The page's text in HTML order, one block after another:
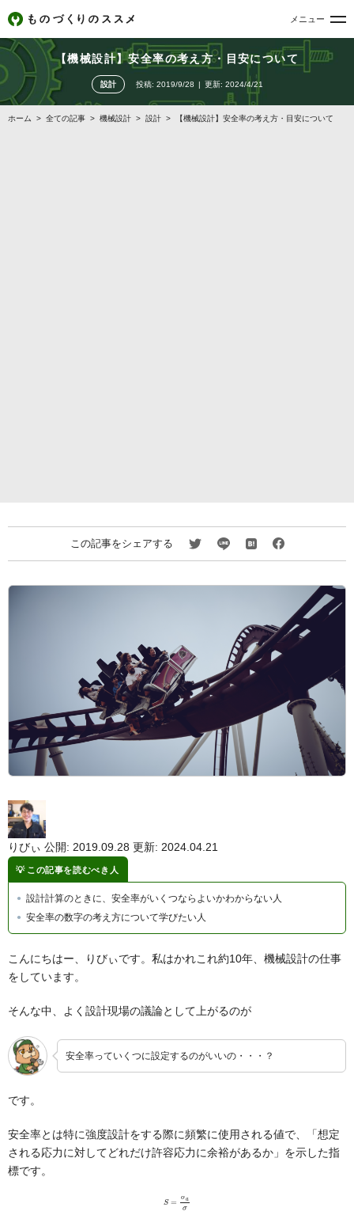
メニュー
【機械設計】安全率の考え方・目安について
設計 投稿: 2019/9/28 更新: 2024/4/21
ホーム > 全ての記事 > 機械設計 > 設計 > 【機械設計】安全率の考え方・目安について
この記事をシェアする
りびぃ 公開: 2019.09.28 更新: 2024.04.21
この記事を読むべき人
設計計算のときに、安全率がいくつならよいかわからない人
安全率の数字の考え方について学びたい人
こんにちはー、りびぃです。私はかれこれ約10年、機械設計の仕事
をしています。
そんな中、よく設計現場の議論として上がるのが
安全率っていくつに設定するのがいいの・・・？
です。
安全率とは特に強度設計をする際に頻繁に使用される値で、「想定
される応力に対してどれだけ許容応力に余裕があるか」を示した指
標です。
= σa